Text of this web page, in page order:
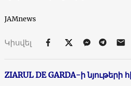
JAMnews
Կիսվել
ZIARUL DE GARDA-ի նյութերի